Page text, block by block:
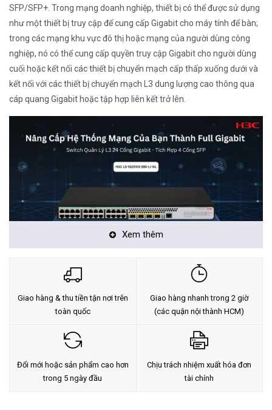
SFP/SFP+. Trong mạng doanh nghiệp, thiết bị có thể được sử dụng
như một thiết bị truy cập để cung cấp Gigabit cho máy tính để bàn;
trong các mạng khu vực đô thị hoặc mạng của người dùng công
nghiệp, nó có thể cung cấp quyền truy cập Gigabit cho người dùng
cuối hoặc kết nối các thiết bị chuyển mạch cấp thấp xuống dưới và
kết nối với các thiết bị chuyển mạch L3 dung lượng cao thông qua
cáp quang Gigabit hoặc tập hợp liên kết trở lên.
(24) Cổng RJ45 1Gb
(4) Cổng SFP+ 1/10GbE
Aggregation, IGMP Snooping, STP/RSTP/MSTP, DHCP server,
static routing, RIP, RIPng, and OSPF V1/V2/V3
Quản lý bằng: Cloudnet, WebUI, Console
Xem thêm
Giao hàng & thu tiền tận nơi trên
toàn quốc
Giao hàng nhanh trong 2 giờ
(các quận nội thành HCM)
Đổi mới hoặc sản phẩm cao hơn
trong 5 ngày đầu
Chịu trách nhiệm xuất hóa đơn
tài chính